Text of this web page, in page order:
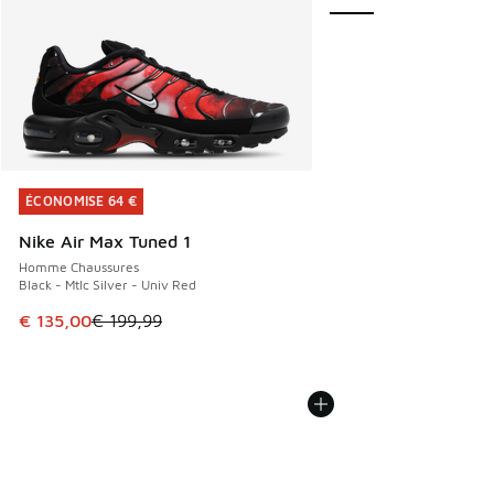
ÉCONOMISE 64 €
Nike Air Max Tuned 1
Homme Chaussures
Black - Mtlc Silver - Univ Red
Cet article est en promotion. Prix en baisse de € 199,99 à
€ 135,00€ 199,99
ÉCONOMISE 64 €